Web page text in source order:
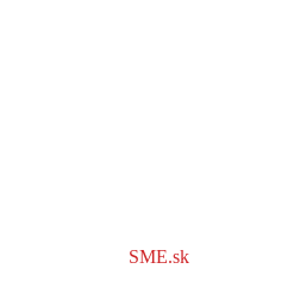
SME.sk